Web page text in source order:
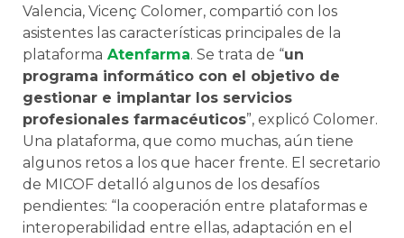
Valencia, Vicenç Colomer, compartió con los
asistentes las características principales de la
plataforma Atenfarma. Se trata de “un
programa informático con el objetivo de
gestionar e implantar los servicios
profesionales farmacéuticos”, explicó Colomer.
Una plataforma, que como muchas, aún tiene
algunos retos a los que hacer frente. El secretario
de MICOF detalló algunos de los desafíos
pendientes: “la cooperación entre plataformas e
interoperabilidad entre ellas, adaptación en el